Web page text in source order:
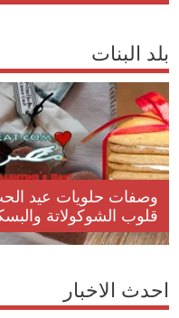
بلد البنات
وصفات حلويات عيد
قلوب الشوكولاتة
احدث الاخبار